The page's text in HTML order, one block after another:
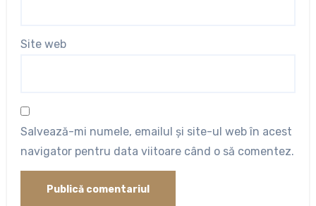
Site web
Salvează-mi numele, emailul și site-ul web în acest
navigator pentru data viitoare când o să comentez.